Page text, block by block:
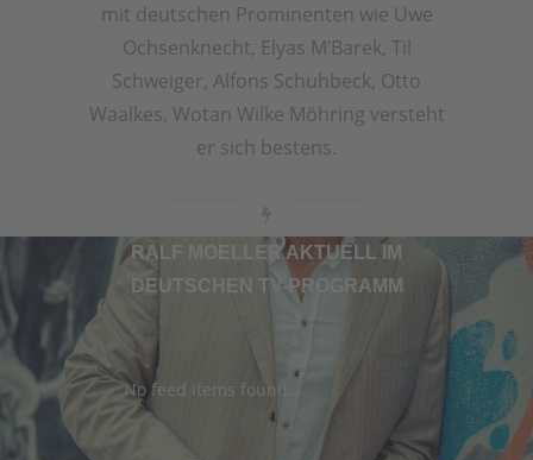
mit deutschen Prominenten wie Uwe
Ochsenknecht, Elyas M’Barek, Til
Schweiger, Alfons Schuhbeck, Otto
Waalkes, Wotan Wilke Möhring versteht
er sich bestens.
RALF MOELLER AKTUELL IM
DEUTSCHEN TV-PROGRAMM
No feed items found.